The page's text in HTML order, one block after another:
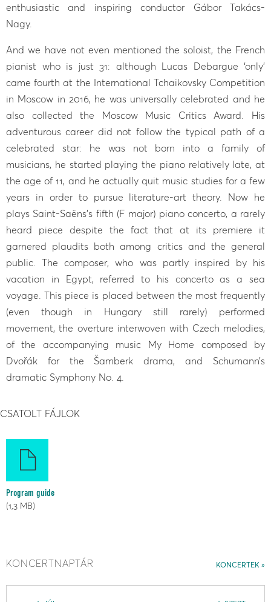
enthusiastic and inspiring conductor Gábor Takács-
Nagy.
And we have not even mentioned the soloist, the French
pianist who is just 31: although Lucas Debargue ‘only’
came fourth at the International Tchaikovsky Competition
in Moscow in 2016, he was universally celebrated and he
also collected the Moscow Music Critics Award. His
adventurous career did not follow the typical path of a
celebrated star: he was not born into a family of
musicians, he started playing the piano relatively late, at
the age of 11, and he actually quit music studies for a few
years in order to pursue literature-art theory. Now he
plays Saint-Saëns’s fifth (F major) piano concerto, a rarely
heard piece despite the fact that at its premiere it
garnered plaudits both among critics and the general
public. The composer, who was partly inspired by his
vacation in Egypt, referred to his concerto as a sea
voyage. This piece is placed between the most frequently
(even though in Hungary still rarely) performed
movement, the overture interwoven with Czech melodies,
of the accompanying music My Home composed by
Dvořák for the Šamberk drama, and Schumann’s
dramatic Symphony No. 4.
CSATOLT FÁJLOK
Program guide
1,3 MB
KONCERTEK
KONCERTNAPTÁR